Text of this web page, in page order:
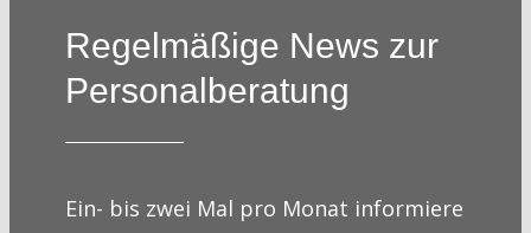
Regelmäßige News zur
Personalberatung
Ein- bis zwei Mal pro Monat informiere